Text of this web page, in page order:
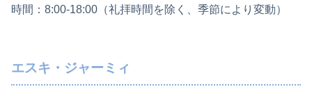
時間：8:00-18:00（礼拝時間を除く、季節により変動）
エスキ・ジャーミィ